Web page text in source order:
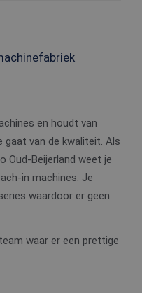
en houdt van
van de kwaliteit. Als
Oud-Beijerland weet je
in machines. Je
waardoor er geen
waar er een prettige